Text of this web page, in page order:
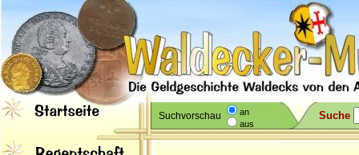
Suchvorschau
an
aus
Suche